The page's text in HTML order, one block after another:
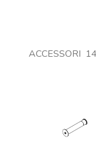
ACCESSORI